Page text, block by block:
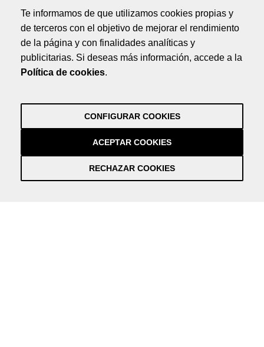
Aviso legal
Política de privacidad
Política de cookies
by NEORG
Te informamos de que utilizamos cookies propias y
de terceros con el objetivo de mejorar el rendimiento
de la página y con finalidades analíticas y
publicitarias. Si deseas más información, accede a la
Política de cookies.
CONFIGURAR COOKIES
RECHAZAR COOKIES
ACEPTAR COOKIES